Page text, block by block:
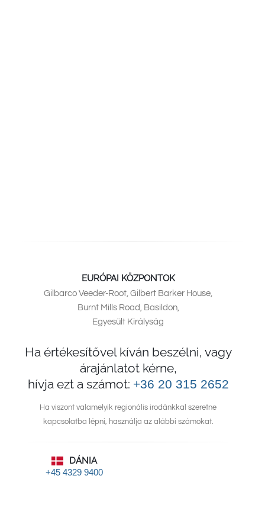
EURÓPAI KÖZPONTOK
Gilbarco Veeder-Root, Gilbert Barker House,
Burnt Mills Road, Basildon,
Egyesült Királyság
Ha értékesítővel kíván beszélni, vagy
árajánlatot kérne,
hívja ezt a számot: +36 20 315 2652
Ha viszont valamelyik regionális irodánkkal szeretne
kapcsolatba lépni, használja az alábbi számokat.
DÁNIA
+45 4329 9400